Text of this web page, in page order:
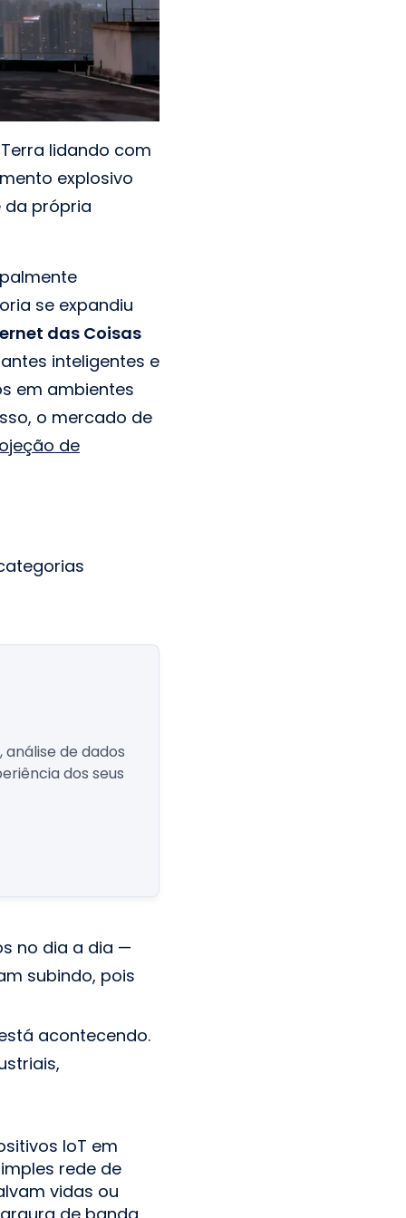
lidando com
explosivo
da própria
se expandiu
das Coisas
inteligentes e
em ambientes
o mercado de
de
de dados
dos seus
no dia a dia —
subindo, pois
acontecendo.
IoT em
rede de
vidas ou